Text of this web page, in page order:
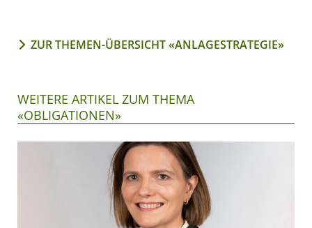
ZUR THEMEN-ÜBERSICHT «ANLAGESTRATEGIE»
WEITERE ARTIKEL ZUM THEMA
«OBLIGATIONEN»